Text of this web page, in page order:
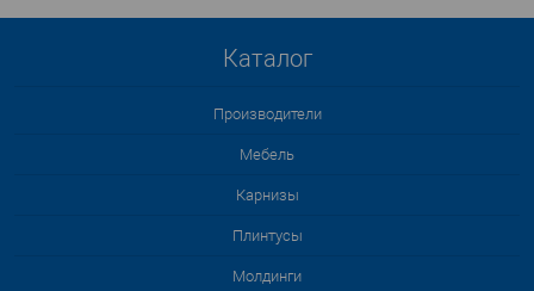
Каталог
Производители
Мебель
Карнизы
Плинтусы
Молдинги